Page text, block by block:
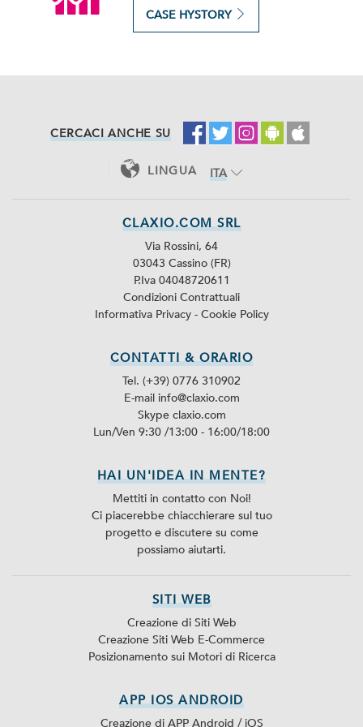
CASE HYSTORY
CERCACI ANCHE SU
LINGUA
ITA
CLAXIO.COM SRL
Via Rossini, 64
03043 Cassino (FR)
P.Iva 04048720611
Condizioni Contrattuali
Informativa Privacy - Cookie Policy
CONTATTI & ORARIO
Tel. (+39) 0776 310902
E-mail info@claxio.com
Skype claxio.com
Lun/Ven 9:30 /13:00 - 16:00/18:00
HAI UN'IDEA IN MENTE?
Mettiti in contatto con Noi!
Ci piacerebbe chiacchierare sul tuo
progetto e discutere su come
possiamo aiutarti.
SITI WEB
Creazione di Siti Web
Creazione Siti Web E-Commerce
Posizionamento sui Motori di Ricerca
APP IOS ANDROID
Creazione di APP Android / iOS